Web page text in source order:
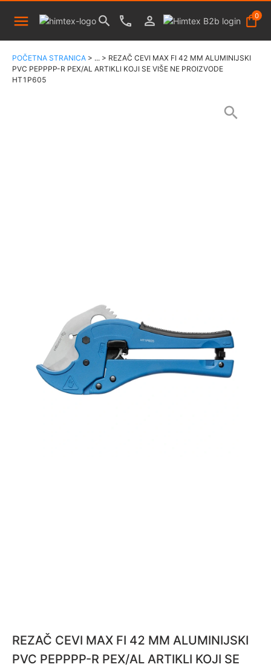
0
POČETNA STRANICA > ... > REZAČ CEVI MAX FI 42 MM ALUMINIJSKI
PVC PEPPPP-R PEX/AL ARTIKLI KOJI SE VIŠE NE PROIZVODE
HT1P605
REZAČ CEVI MAX FI 42 MM ALUMINIJSKI
PVC PEPPPP-R PEX/AL ARTIKLI KOJI SE